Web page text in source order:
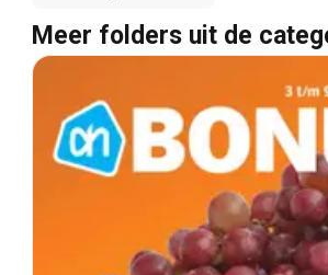
Meer folders uit de